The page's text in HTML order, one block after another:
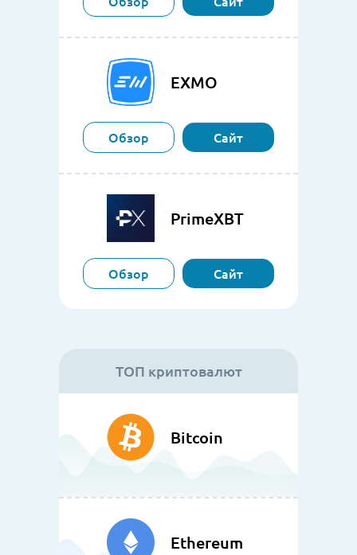
EXMO
Обзор Сайт
PrimeXBT
Обзор Сайт
ТОП криптовалют
Bitcoin
Ethereum